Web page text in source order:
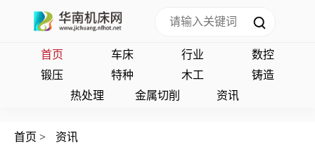
首页 车床 行业
数控
锻压
特种 木工
铸造
热处理
金属切削 资讯
首页 > 资讯